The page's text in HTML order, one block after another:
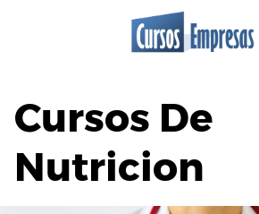
Cursos De
Nutricion